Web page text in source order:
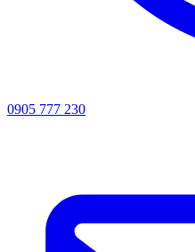
0905 777 230